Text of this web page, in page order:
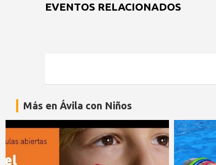
EVENTOS RELACIONADOS
Más en Ávila con Niños